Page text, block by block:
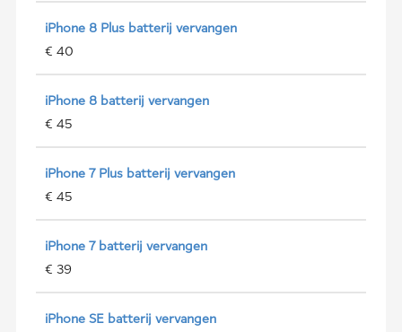
iPhone 8 Plus batterij vervangen
€ 40
iPhone 8 batterij vervangen
€ 45
iPhone 7 Plus batterij vervangen
€ 45
iPhone 7 batterij vervangen
€ 39
iPhone SE batterij vervangen